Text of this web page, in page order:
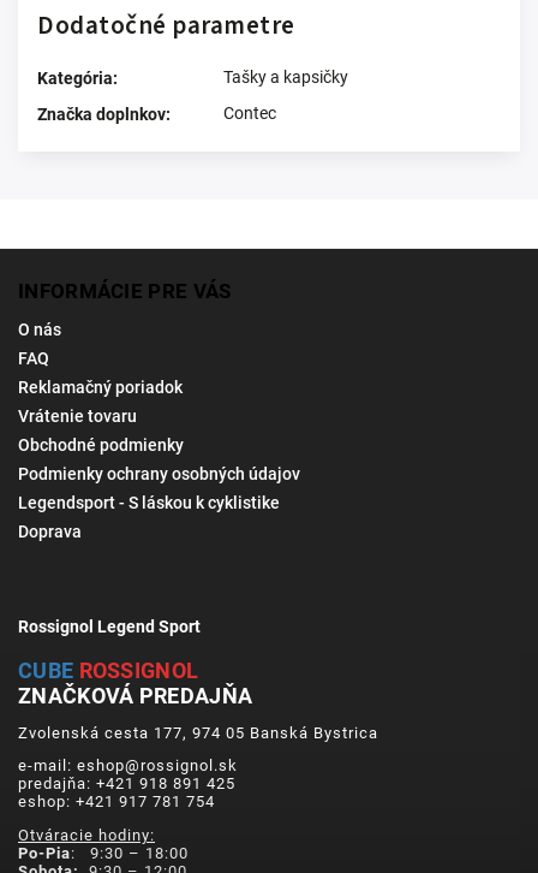
Dodatočné parametre
Kategória:
Tašky a kapsičky
Značka doplnkov: Contec
INFORMÁCIE PRE VÁS
O nás
FAQ
Reklamačný poriadok
Vrátenie tovaru
Obchodné podmienky
Podmienky ochrany osobných údajov
Legendsport - S láskou k cyklistike
Doprava
Rossignol Legend Sport
CUBE ROSSIGNOL
ZNAČKOVÁ PREDAJŇA
Zvolenská cesta 177, 974 05 Banská Bystrica
e-mail: eshop@rossignol.sk
predajňa: +421 918 891 425
eshop: +421 917 781 754
Otváracie hodiny:
Po-Pia: 9:30 – 18:00